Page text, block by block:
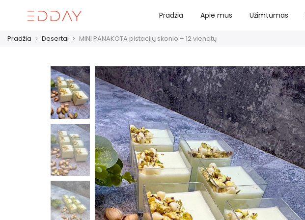
Pradžia Apie mus Užimtumas
Pradžia Desertai MINI PANAKOTA pistacijų skonio – 12 vienetų